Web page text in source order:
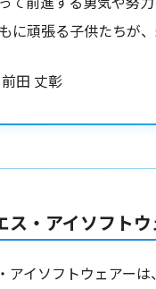
に頑張る子供たちが
田 丈彰
ス・アイソフト
アイソフトウェアー